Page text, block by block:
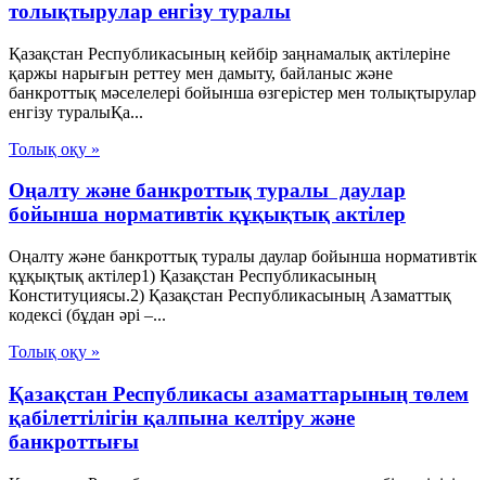
толықтырулар енгізу туралы
Қазақстан Республикасының кейбір заңнамалық актілеріне
қаржы нарығын реттеу мен дамыту, байланыс және
банкроттық мәселелері бойынша өзгерістер мен толықтырулар
енгізу туралыҚа...
Толық оқу »
Оңалту және банкроттық туралы даулар
бойынша нормативтік құқықтық актілер
Оңалту және банкроттық туралы даулар бойынша нормативтік
құқықтық актілер1) Қазақстан Республикасының
Конституциясы.2) Қазақстан Республикасының Азаматтық
кодексі (бұдан әрі –...
Толық оқу »
Қазақстан Республикасы азаматтарының төлем
қабілеттілігін қалпына келтіру және
банкроттығы